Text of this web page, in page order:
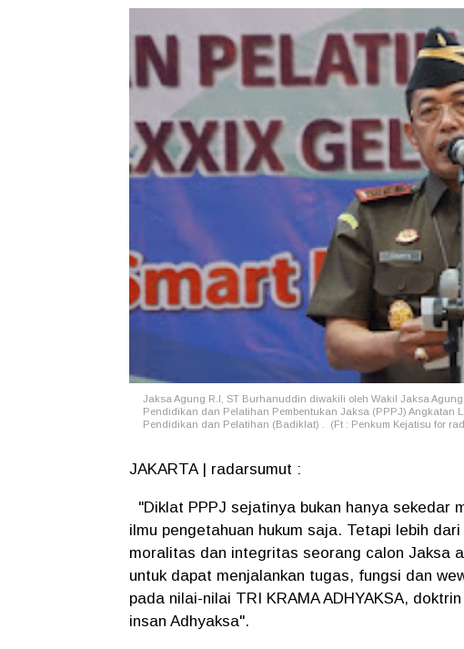
Jaksa Agung R.I, ST Burhanuddin diwakili oleh Wakil Jaksa
Pendidikan dan Pelatihan Pembentukan Jaksa (PPPJ) Angkatan
Pendidikan dan Pelatihan (Badiklat) . (Ft : Penkum Kejatisu for
JAKARTA | radarsumut :
"Diklat PPPJ sejatinya bukan hanya sekedar
ilmu pengetahuan hukum saja. Tetapi lebih
moralitas dan integritas seorang calon Jaksa
untuk dapat menjalankan tugas, fungsi dan
pada nilai-nilai TRI KRAMA ADHYAKSA,
insan Adhyaksa".